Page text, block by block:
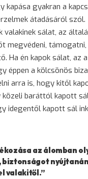
kapása gyakran a
átadásáról szól.
valakinek sálat, az
megvédeni,
Ha én kapok sálat, az
éppen a kölcsönös
arra is, hogy kitől
közeli baráttól kapott
idegentől kapott sál
az álomban
biztonságot
valakitől.”